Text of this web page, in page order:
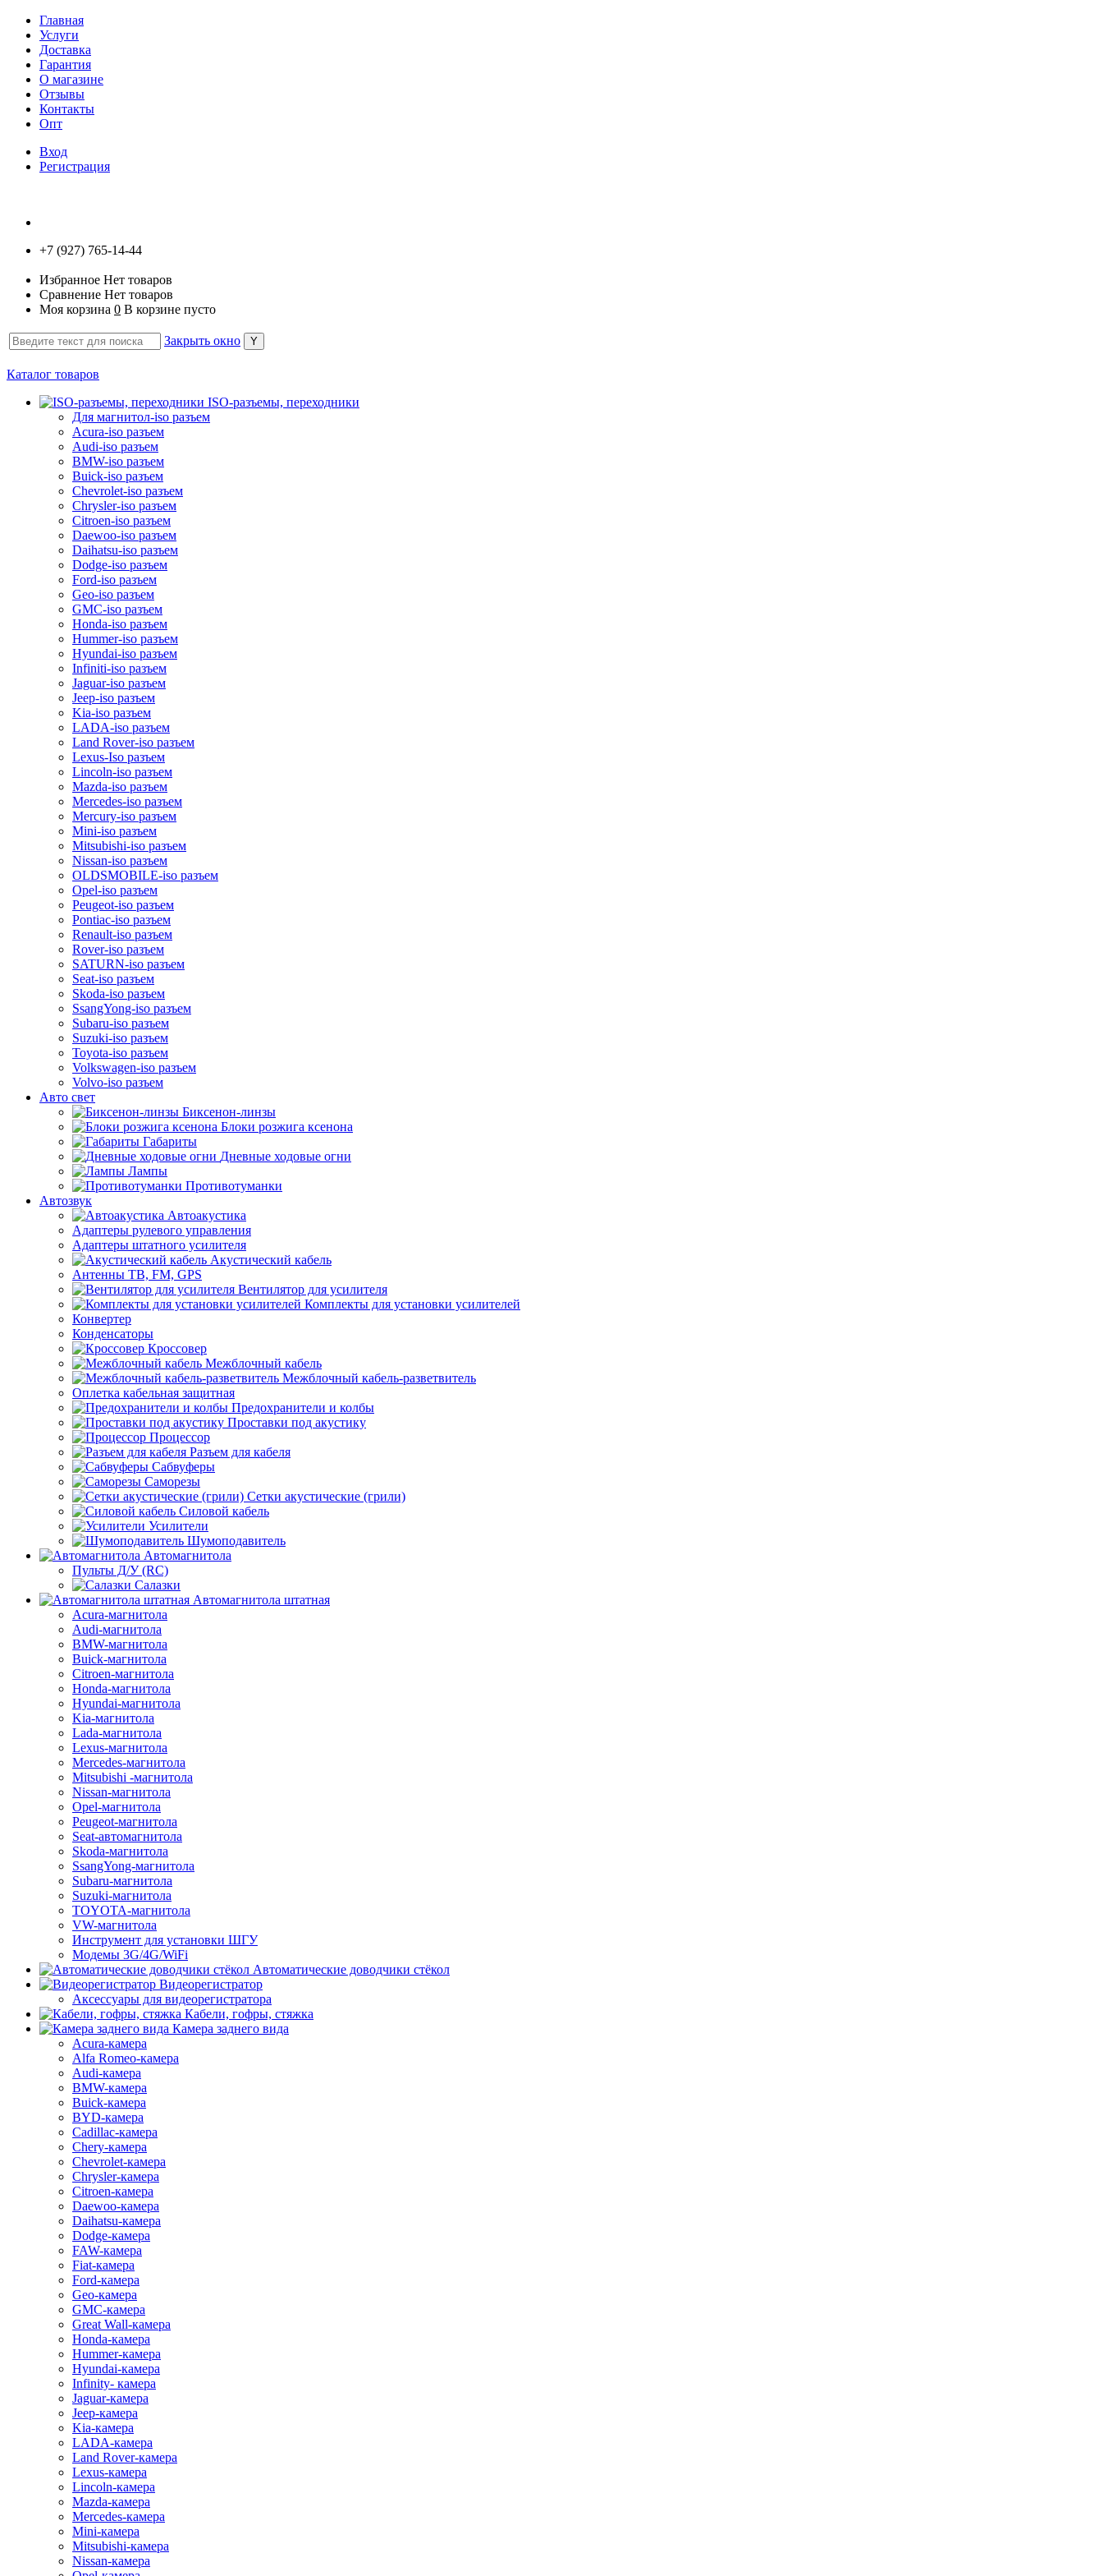
Главная
Услуги
Доставка
Гарантия
О магазине
Отзывы
Контакты
Опт
Вход
Регистрация
+7 (927) 765-14-44
Избранное Нет товаров
Сравнение Нет товаров
Моя корзина 0 В корзине пусто
Закрыть окно
Каталог товаров
ISO-разъемы, переходники
Для магнитол-iso разъем
Acura-iso разъем
Audi-iso разъем
BMW-iso разъем
Buick-iso разъем
Chevrolet-iso разъем
Chrysler-iso разъем
Citroen-iso разъем
Daewoo-iso разъем
Daihatsu-iso разъем
Dodge-iso разъем
Ford-iso разъем
Geo-iso разъем
GMC-iso разъем
Honda-iso разъем
Hummer-iso разъем
Hyundai-iso разъем
Infiniti-iso разъем
Jaguar-iso разъем
Jeep-iso разъем
Kia-iso разъем
LADA-iso разъем
Land Rover-iso разъем
Lexus-Iso разъем
Lincoln-iso разъем
Mazda-iso разъем
Mercedes-iso разъем
Mercury-iso разъем
Mini-iso разъем
Mitsubishi-iso разъем
Nissan-iso разъем
OLDSMOBILE-iso разъем
Opel-iso разъем
Peugeot-iso разъем
Pontiac-iso разъем
Renault-iso разъем
Rover-iso разъем
SATURN-iso разъем
Seat-iso разъем
Skoda-iso разъем
SsangYong-iso разъем
Subaru-iso разъем
Suzuki-iso разъем
Toyota-iso разъем
Volkswagen-iso разъем
Volvo-iso разъем
Авто свет
Биксенон-линзы
Блоки розжига ксенона
Габариты
Дневные ходовые огни
Лампы
Противотуманки
Автозвук
Автоакустика
Адаптеры рулевого управления
Адаптеры штатного усилителя
Акустический кабель
Антенны ТВ, FM, GPS
Вентилятор для усилителя
Комплекты для установки усилителей
Конвертер
Конденсаторы
Кроссовер
Межблочный кабель
Межблочный кабель-разветвитель
Оплетка кабельная защитная
Предохранители и колбы
Проставки под акустику
Процессор
Разъем для кабеля
Сабвуферы
Саморезы
Сетки акустические (грили)
Силовой кабель
Усилители
Шумоподавитель
Автомагнитола
Пульты Д/У (RC)
Салазки
Автомагнитола штатная
Acura-магнитола
Audi-магнитола
BMW-магнитола
Buick-магнитола
Citroen-магнитола
Honda-магнитола
Hyundai-магнитола
Kia-магнитола
Lada-магнитола
Lexus-магнитола
Mercedes-магнитола
Mitsubishi -магнитола
Nissan-магнитола
Opel-магнитола
Peugeot-магнитола
Seat-автомагнитола
Skoda-магнитола
SsangYong-магнитола
Subaru-магнитола
Suzuki-магнитола
TOYOTA-магнитола
VW-магнитола
Инструмент для установки ШГУ
Модемы 3G/4G/WiFi
Автоматические доводчики стёкол
Видеорегистратор
Аксессуары для видеорегистратора
Кабели, гофры, стяжка
Камера заднего вида
Acura-камера
Alfa Romeo-камера
Audi-камера
BMW-камера
Buick-камера
BYD-камера
Cadillac-камера
Chery-камера
Chevrolet-камера
Chrysler-камера
Citroen-камера
Daewoo-камера
Daihatsu-камера
Dodge-камера
FAW-камера
Fiat-камера
Ford-камера
Geo-камера
GMC-камера
Great Wall-камера
Honda-камера
Hummer-камера
Hyundai-камера
Infinity- камера
Jaguar-камера
Jeep-камера
Kia-камера
LADA-камера
Land Rover-камера
Lexus-камера
Lincoln-камера
Mazda-камера
Mercedes-камера
Mini-камера
Mitsubishi-камера
Nissan-камера